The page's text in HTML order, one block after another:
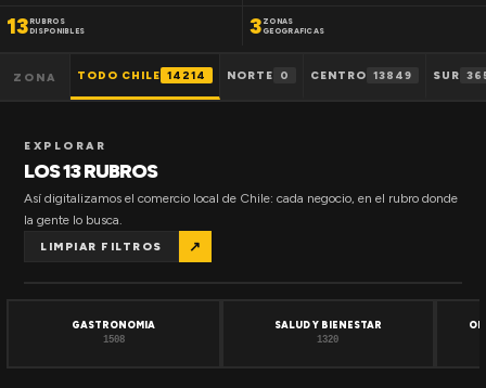
13RUBROS
DISPONIBLES
3 ZONAS
GEOGRAFICAS
ZONA TODO CHILE 14214 NORTE 0 CENTRO 13849 SUR
EXPLORAR
LOS 13 RUBROS
Así digitalizamos el comercio local de Chile: cada negocio, en el rubro donde
la gente lo busca.
LIMPIAR FILTROS ↗
GASTRONOMIA
1508
SALUD Y BIENESTAR
1320